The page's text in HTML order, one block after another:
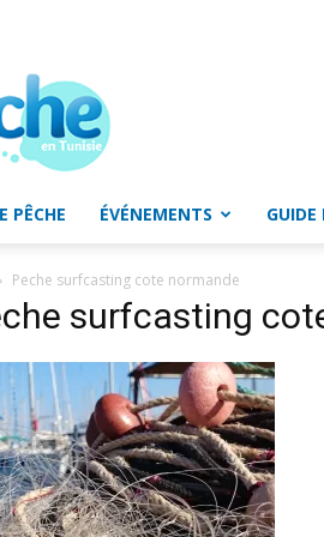
Pêche
en
Tunisie
PÊCHE ÉVÉNEMENTS GUIDE
Peche surfcasting cote normande
surfcasting